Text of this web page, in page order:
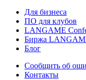
Для бизнеса
ПО для клубов
LANGAME
Биржа
Блог
Сообщить об
Контакты